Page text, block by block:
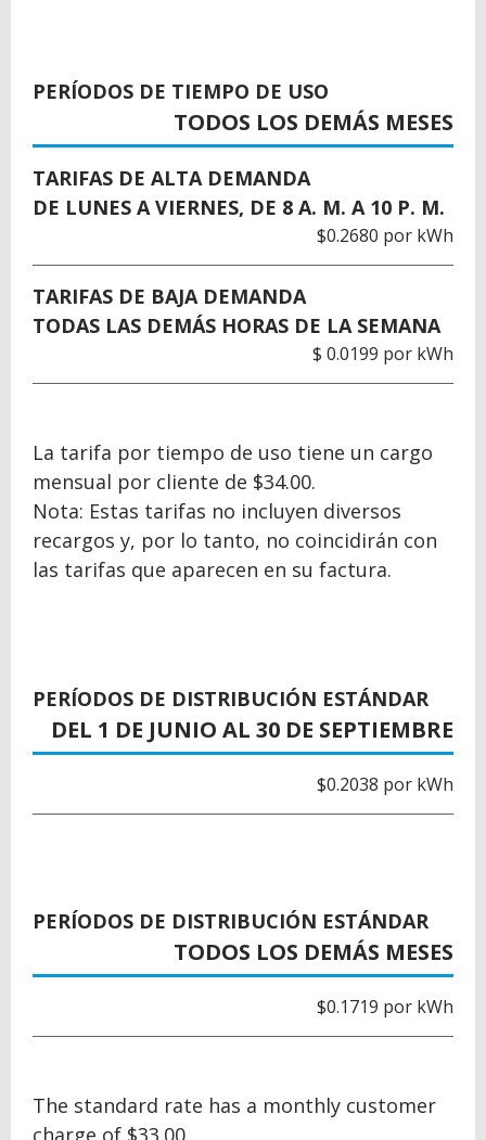
PERÍODOS DE TIEMPO DE USO
TODOS LOS DEMÁS MESES
TARIFAS DE ALTA DEMANDA
DE LUNES A VIERNES, DE 8 A. M. A 10 P. M.
$0.2680 por kWh
TARIFAS DE BAJA DEMANDA
TODAS LAS DEMÁS HORAS DE LA SEMANA
$ 0.0199 por kWh
La tarifa por tiempo de uso tiene un cargo
mensual por cliente de $34.00.
Nota: Estas tarifas no incluyen diversos
recargos y, por lo tanto, no coincidirán con
las tarifas que aparecen en su factura.
PERÍODOS DE DISTRIBUCIÓN ESTÁNDAR
DEL 1 DE JUNIO AL 30 DE SEPTIEMBRE
$0.2038 por kWh
PERÍODOS DE DISTRIBUCIÓN ESTÁNDAR
TODOS LOS DEMÁS MESES
$0.1719 por kWh
The standard rate has a monthly customer
charge of $33.00.